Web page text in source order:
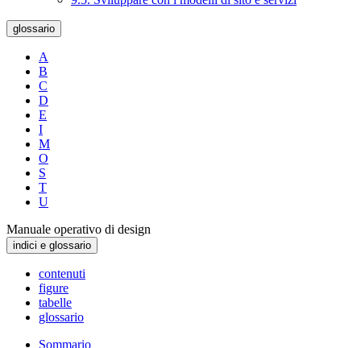
glossario
A
B
C
D
E
I
M
O
S
T
U
Manuale operativo di design
indici e glossario
contenuti
figure
tabelle
glossario
Sommario